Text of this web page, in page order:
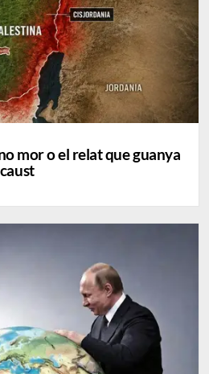
mor o el relat que guanya